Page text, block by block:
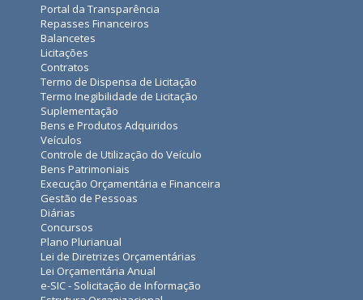
Portal da Transparência
Repasses Financeiros
Balancetes
Licitações
Contratos
Termo de Dispensa de Licitação
Termo Inegibilidade de Licitação
Suplementação
Bens e Produtos Adquiridos
Veículos
Controle de Utilização do Veículo
Bens Patrimoniais
Execução Orçamentária e Financeira
Gestão de Pessoas
Diárias
Concursos
Plano Plurianual
Lei de Diretrizes Orçamentárias
Lei Orçamentária Anual
e-SIC - Solicitação de Informação